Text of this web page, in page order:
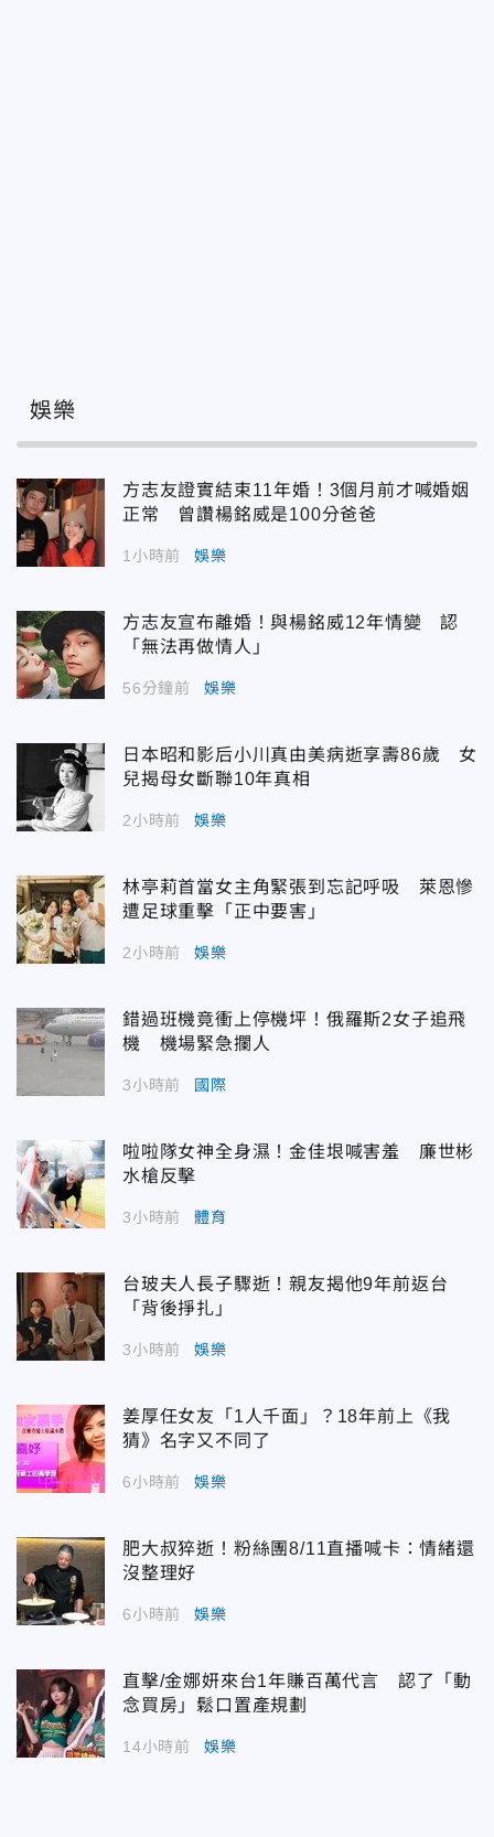
娛樂
方志友證實結束11年婚！3個月前才喊婚姻
正常 曾讚楊銘威是100分爸爸
1小時前 娛樂
方志友宣布離婚！與楊銘威12年情變 認
「無法再做情人」
56分鐘前 娛樂
日本昭和影后小川真由美病逝享壽86歲 女
兒揭母女斷聯10年真相
2小時前 娛樂
林亭莉首當女主角緊張到忘記呼吸 萊恩慘
遭足球重擊「正中要害」
2小時前 娛樂
錯過班機竟衝上停機坪！俄羅斯2女子追飛
機 機場緊急攔人
3小時前 國際
啦啦隊女神全身濕！金佳垠喊害羞 廉世彬
水槍反擊
3小時前 體育
台玻夫人長子驟逝！親友揭他9年前返台
「背後掙扎」
3小時前 娛樂
姜厚任女友「1人千面」？18年前上《我
猜》名字又不同了
6小時前 娛樂
肥大叔猝逝！粉絲團8/11直播喊卡：情緒還
沒整理好
6小時前 娛樂
直擊/金娜妍來台1年賺百萬代言 認了「動
念買房」鬆口置產規劃
14小時前 娛樂